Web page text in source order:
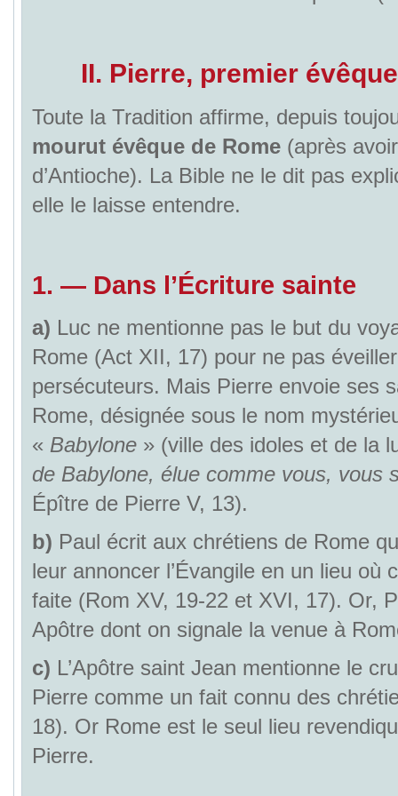
II. Pierre, premier
Toute la Tradition affirme, depuis
mourut évêque de Rome(après
d’Antioche). La Bible ne le dit pas
elle le laisse entendre.
1. — Dans l’Écriture sainte
a) Luc ne mentionne pas le but du
Rome (Act XII, 17) pour ne pas
persécuteurs. Mais Pierre envoie ses
Rome, désignée sous le nom
« Babylone» (ville des idoles et de la
de Babylone, élue comme vous, vous
Épître de Pierre V, 13).
b) Paul écrit aux chrétiens de Rome
leur annoncer l’Évangile en un lieu où
faite (Rom XV, 19-22 et XVI, 17). Or,
Apôtre dont on signale la venue à
c) L’Apôtre saint Jean mentionne le
Pierre comme un fait connu des
18). Or Rome est le seul lieu
Pierre.